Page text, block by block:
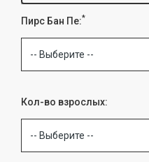
Пирс Бан Пе:*
-- Выберите --
Кол-во взрослых:
-- Выберите --